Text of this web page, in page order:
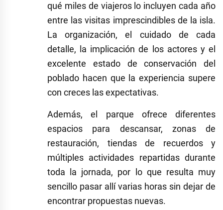
qué miles de viajeros lo incluyen cada año
entre las visitas imprescindibles de la isla.
La organización, el cuidado de cada
detalle, la implicación de los actores y el
excelente estado de conservación del
poblado hacen que la experiencia supere
con creces las expectativas.
Además, el parque ofrece diferentes
espacios para descansar, zonas de
restauración, tiendas de recuerdos y
múltiples actividades repartidas durante
toda la jornada, por lo que resulta muy
sencillo pasar allí varias horas sin dejar de
encontrar propuestas nuevas.